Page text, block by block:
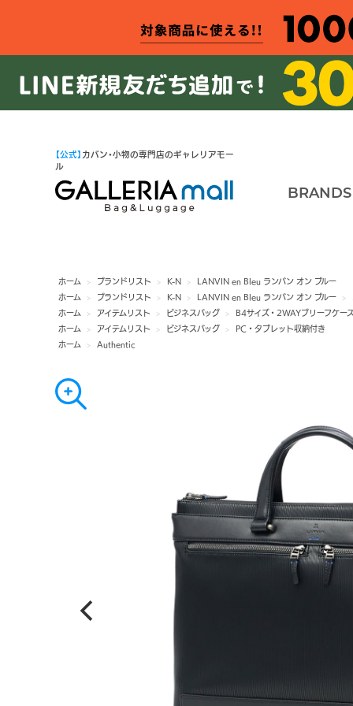
【公式】 カバン・小物の専門店のギャレリアモー
ル
BRANDS
ホーム > ブランドリスト > K-N >
LANVIN en Bleu ランバン オン ブルー
ホーム
> ブランドリスト > K-N > LANVIN en Bleu ランバン オン ブルー >
ホーム
> アイテムリスト > ビジネスバッグ >
B4サイズ・2WAYブリーフケー
ホーム
> アイテムリスト > ビジネスバッグ >
PC・タブレット収納付き
ホーム
> Authentic